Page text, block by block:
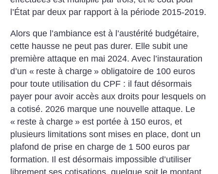
l’État par deux par rapport à la période 2015-2019.
Alors que l’ambiance est à l’austérité budgétaire,
cette hausse ne peut pas durer. Elle subit une
première attaque en mai 2024. Avec l’instauration
d’un « reste à charge » obligatoire de 100 euros
pour toute utilisation du CPF : il faut désormais
payer pour avoir accès aux droits pour lesquels on
a cotisé. 2026 marque une nouvelle attaque. Le
« reste à charge » est portée à 150 euros, et
plusieurs limitations sont mises en place, dont un
plafond de prise en charge de 1 500 euros par
formation. Il est désormais impossible d’utiliser
librement ses cotisations, quelque soit le montant